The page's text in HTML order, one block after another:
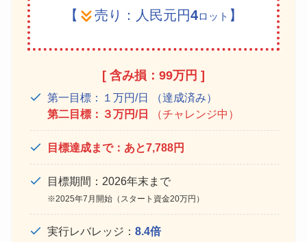
【
売り：人民元円4ロット 】
[ 含み損：99万円 ]
第一目標：１万円/日 （達成済み）
第二目標：３万円/日
（チャレンジ中）
目標達成まで：あと7,788円
目標期間：2026年末まで
※2025年7月開始（スタート資金20万円）
実行レバレッジ： 8.4倍